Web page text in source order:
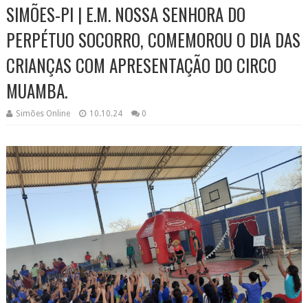
SIMÕES-PI | E.M. NOSSA SENHORA DO
PERPÉTUO SOCORRO, COMEMOROU O DIA DAS
CRIANÇAS COM APRESENTAÇÃO DO CIRCO
MUAMBA.
Simões Online 10.10.24 0